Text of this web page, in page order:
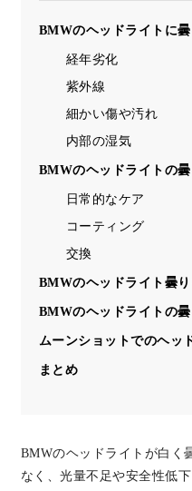
BMWのヘッドライトに
経年劣化
紫外線
細かい傷や汚れ
内部の湿気
BMWのヘッドライトの
日常的なケア
コーティング
交換
BMWのヘッドライト曇
BMWのヘッドライトの
ムーンショットでのヘッ
まとめ
BMWのヘッドライトが白く
なく、光量不足や安全性低